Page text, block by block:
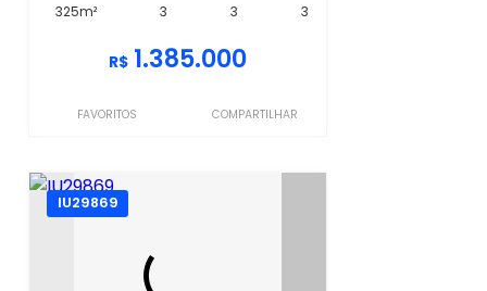
325m² 3 3 3
R$ 1.385.000
FAVORITOS COMPARTILHAR
IU29869